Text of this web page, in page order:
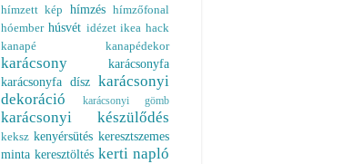
hímzett kép hímzés hímzőfonal
hóember húsvét idézet ikea hack
kanapé
kanapédekor
karácsony
karácsonyfa
karácsonyfa dísz karácsonyi
dekoráció
karácsonyi gömb
karácsonyi készülődés
keksz kenyérsütés keresztszemes
minta keresztöltés kerti napló